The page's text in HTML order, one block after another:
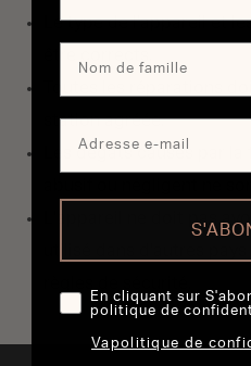
Le type de l'appareil et
Toutes les réparations
station agréée.
Les dégats causés par
utilisé dans d'autres
En cliquant sur
politique de
Vapolitique de